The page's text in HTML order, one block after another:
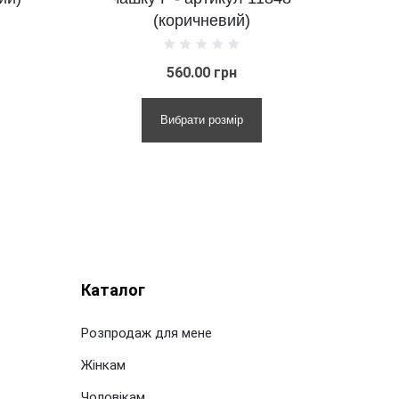
Каталог
Розпродаж для мене
Жінкам